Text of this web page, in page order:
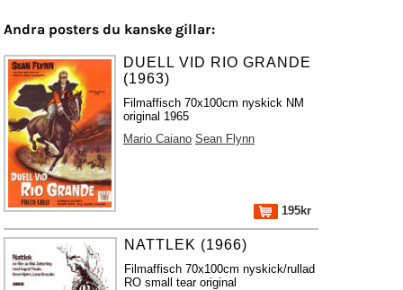
Andra posters du kanske gillar:
DUELL VID RIO GRANDE
(1963)
Filmaffisch 70x100cm nyskick NM
original 1965
Mario Caiano Sean Flynn
195kr
NATTLEK (1966)
Filmaffisch 70x100cm nyskick/rullad
RO small tear original